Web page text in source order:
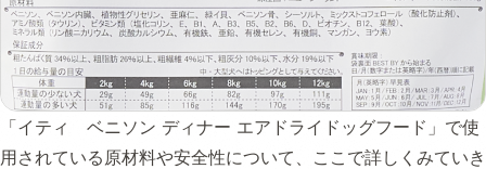
「イティ ベニソン ディナー エアドライドッグフード」で使
用されている原材料や安全性について、ここで詳しくみていき